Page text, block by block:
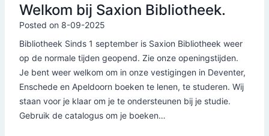
Welkom bij Saxion Bibliotheek.
Posted on 8-09-2025
Bibliotheek Sinds 1 september is Saxion Bibliotheek weer
op de normale tijden geopend. Zie onze openingstijden.
Je bent weer welkom om in onze vestigingen in Deventer,
Enschede en Apeldoorn boeken te lenen, te studeren. Wij
staan voor je klaar om je te ondersteunen bij je studie.
Gebruik de catalogus om je boeken…